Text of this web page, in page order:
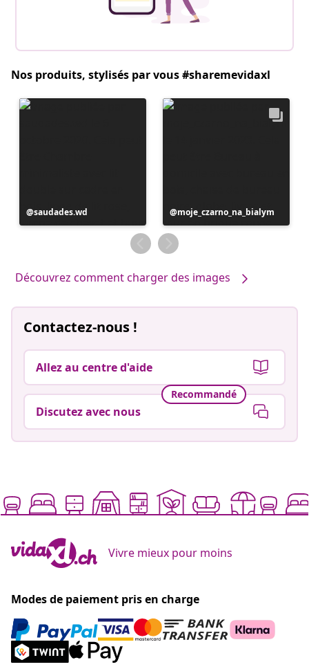
Nos produits, stylisés par vous #sharemevidaxl
Publication
publiée
saudades.wd
Publication
publiée
par
moje_czarno_na_bialym
Découvrez comment charger des images
Contactez-nous !
Allez au centre d'aide
Recommandé
Discutez avec nous
Vivre mieux pour moins
Modes de paiement pris en charge